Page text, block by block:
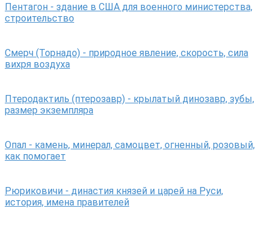
Пентагон - здание в США для военного министерства,
строительство
Смерч (Торнадо) - природное явление, скорость, сила
вихря воздуха
Птеродактиль (птерозавр) - крылатый динозавр, зубы,
размер экземпляра
Опал - камень, минерал, самоцвет, огненный, розовый,
как помогает
Рюриковичи - династия князей и царей на Руси,
история, имена правителей